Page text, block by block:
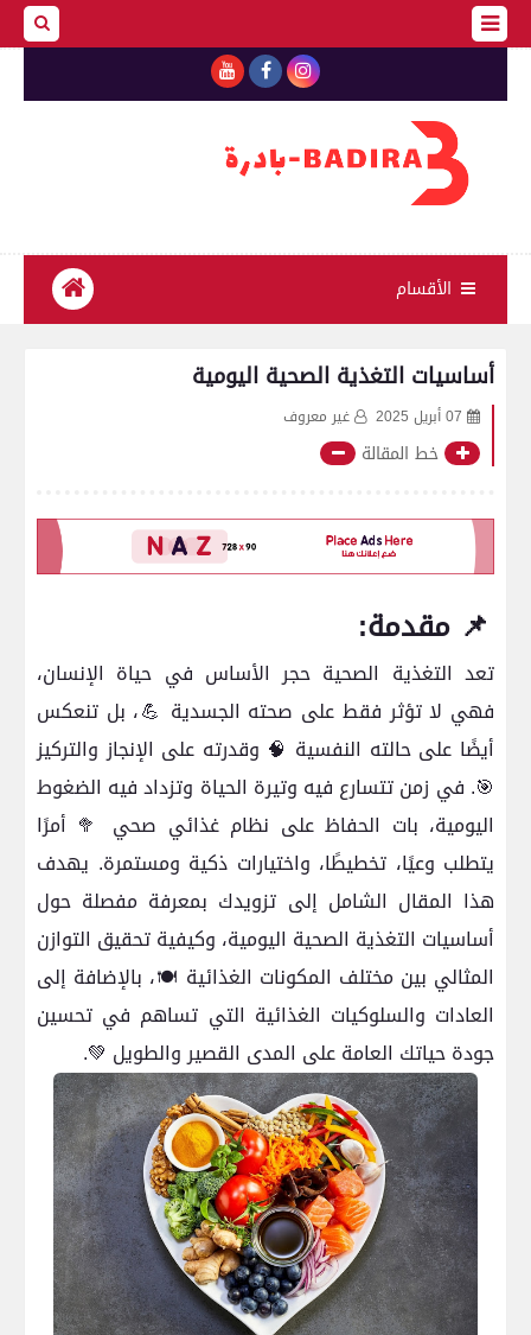
الأقسام
أساسيات التغذية الصحية اليومية
07 أبريل 2025 غير معروف
خط المقالة
📌 مقدمة:
تعد التغذية الصحية حجر الأساس في حياة الإنسان،
فهي لا تؤثر فقط على صحته الجسدية 💪، بل تنعكس
أيضًا على حالته النفسية 🧠 وقدرته على الإنجاز والتركيز
🎯. في زمن تتسارع فيه وتيرة الحياة وتزداد فيه الضغوط
اليومية، بات الحفاظ على نظام غذائي صحي 🥦 أمرًا
يتطلب وعيًا، تخطيطًا، واختيارات ذكية ومستمرة. يهدف
هذا المقال الشامل إلى تزويدك بمعرفة مفصلة حول
أساسيات التغذية الصحية اليومية، وكيفية تحقيق التوازن
المثالي بين مختلف المكونات الغذائية 🍽️، بالإضافة إلى
العادات والسلوكيات الغذائية التي تساهم في تحسين
جودة حياتك العامة على المدى القصير والطويل 💚.